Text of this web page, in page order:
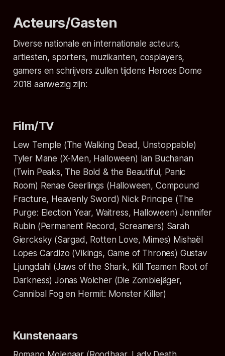
Acteurs/Gasten
Diverse nationale en internationale acteurs,
artiesten, sporters, muzikanten, cosplayers,
gamers en schrijvers zullen tijdens Heroes Dome
2018 aanwezig zijn:
Film/TV
Lew Temple (The Walking Dead, Unstoppable)
Tyler Mane (X-Men, Halloween) Ian Buchanan
(Twin Peaks, The Bold & the Beautiful, Panic
Room) Renae Geerlings (Halloween, Compound
Fracture, Heavenly Sword) Nick Principe (The
Purge: Election Year, Waitress, Halloween) Jennifer
Rubin (Permanent Record, Screamers) Sarah
Giercksky (Sargad, Rotten Love, Mimes) Mishaël
Lopes Cardizo (Vikings, Game of Thrones) Gustav
Ljungdahl (Jaws of the Shark, Kill Teamen Root of
Darkness) Jonas Wolcher (Die Zombiejäger,
Cannibal Fog en Hermit: Monster Killer)
Kunstenaars